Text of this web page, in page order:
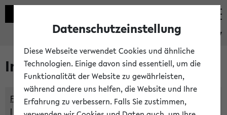
eKVV
Im eKVV verwaltete Räume
Freie Räume und Veranstaltungsüberschneidungen
Raumüberschneidungen
Datenschutzeinstellung
Diese Webseite verwendet Cookies und ähnliche
Technologien. Einige davon sind essentiell, um die
Funktionalität der Website zu gewährleisten,
während andere uns helfen, die Website und Ihre
Erfahrung zu verbessern. Falls Sie zustimmen,